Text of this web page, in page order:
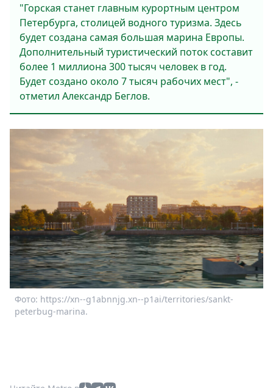
"Горская станет главным курортным центром
Петербурга, столицей водного туризма. Здесь
будет создана самая большая марина Европы.
Дополнительный туристический поток составит
более 1 миллиона 300 тысяч человек в год.
Будет создано около 7 тысяч рабочих мест", -
отметил Александр Беглов.
Фото: https://xn--g1abnnjg.xn--p1ai/territories/sankt-
peterbug-marina.